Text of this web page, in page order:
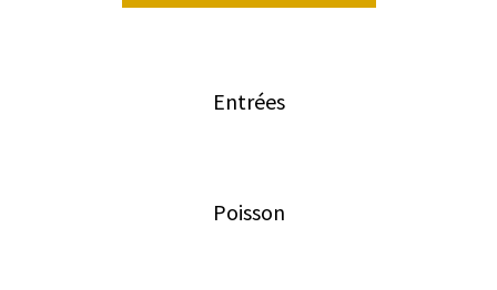
Entrées
Poisson